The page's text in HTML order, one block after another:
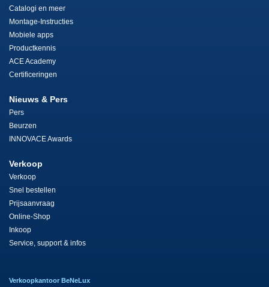
Catalogi en meer
Montage-Instructies
Mobiele apps
Productkennis
ACE Academy
Certificeringen
Nieuws & Pers
Pers
Beurzen
INNOVACE Awards
Verkoop
Verkoop
Snel bestellen
Prijsaanvraag
Online-Shop
Inkoop
Service, support & infos
Verkoopkantoor BeNeLux